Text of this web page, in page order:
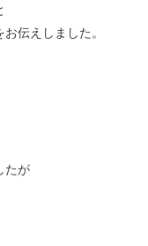
伝えしました。
たが